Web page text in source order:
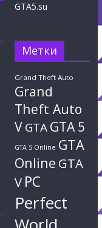
GTA5.su
Метки
Grand Theft Auto
Grand
Theft Auto
VGTAGTA 5
GTA 5 Online GTA
Online GTA
V PC
Perfect